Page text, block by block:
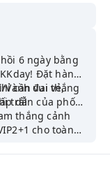
phố cổ
trú tại các
tế Vé ngắm
Quốc gia
Vũ Lăng
gia
Sa Tháp
6 ngày bằng
Đặt hàng
cần vui vẻ,
trả!
Vành đai thắng
dẫn của phố
thắng cảnh
cho toàn